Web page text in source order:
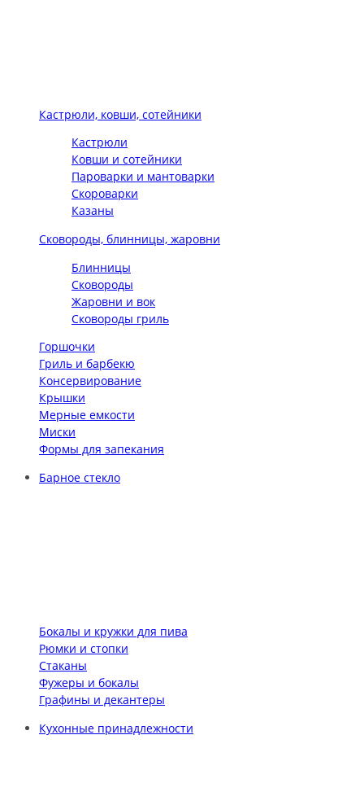
Кастрюли, ковши, сотейники
Кастрюли
Ковши и сотейники
Пароварки и мантоварки
Скороварки
Казаны
Сковороды, блинницы, жаровни
Блинницы
Сковороды
Жаровни и вок
Сковороды гриль
Горшочки
Гриль и барбекю
Консервирование
Крышки
Мерные емкости
Миски
Формы для запекания
Барное стекло
Бокалы и кружки для пива
Рюмки и стопки
Стаканы
Фужеры и бокалы
Графины и декантеры
Кухонные принадлежности